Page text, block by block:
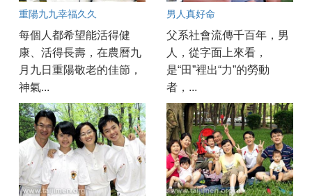
重陽九九幸福久久
每個人都希望能活得健
康、活得長壽，在農曆九
月九日重陽敬老的佳節，
神氣...
男人真好命
父系社會流傳千百年，男
人，從字面上來看，
是“田”裡出“力”的勞動
者，...